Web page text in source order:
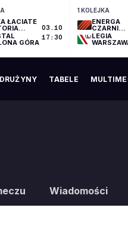
ŁACIATE
GÓRA
03.10
17:30
1 KOLEJKA
ENERGA
CZARNI
SŁUPSK
LEGIA
DRUŻYNY TABELE
Wiadomości